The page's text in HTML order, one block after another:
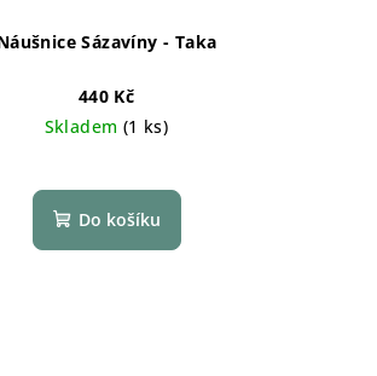
Sázavíny - Taka
440 Kč
Skladem (1 ks)
Do košíku